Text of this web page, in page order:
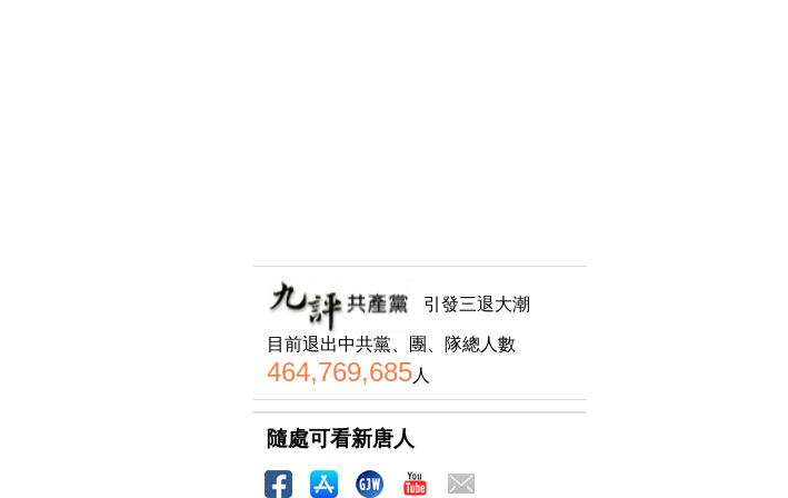
引發三退大潮
目前退出中共黨、團、隊總人數
464,769,685人
隨處可看新唐人